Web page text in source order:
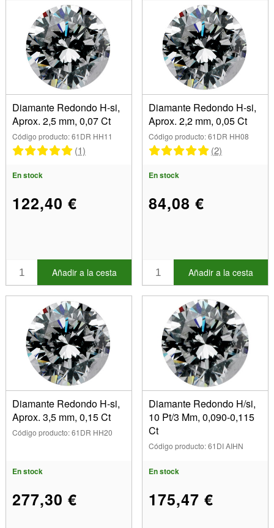
Diamante Redondo H-si,
Aprox. 2,5 mm, 0,07 Ct
Código producto: 61DR HH11
(1)
En stock
122,40 €
Añadir a la cesta
Diamante Redondo H-si,
Aprox. 2,2 mm, 0,05 Ct
Código producto: 61DR HH08
(2)
En stock
84,08 €
Añadir a la cesta
Diamante Redondo H-si,
Aprox. 3,5 mm, 0,15 Ct
Código producto: 61DR HH20
En stock
277,30 €
Diamante Redondo H/si,
10 Pt/3 Mm, 0,090-0,115
Ct
Código producto: 61DI AIHN
En stock
175,47 €